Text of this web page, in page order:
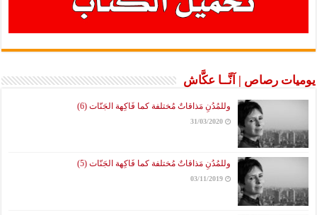
يوميات رصاص | آنَّــا عكَّاش
وللمُدُنِ مَذاقاتٌ مُختلفة كما فَاكِهة الجَنّات (6)
31/03/2020
وللمُدُنِ مَذاقاتٌ مُختلفة كما فَاكِهة الجَنّات (5)
03/11/2019